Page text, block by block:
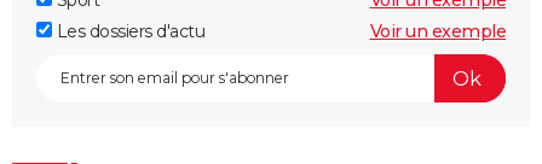
Les dossiers d'actu
Voir un exemple